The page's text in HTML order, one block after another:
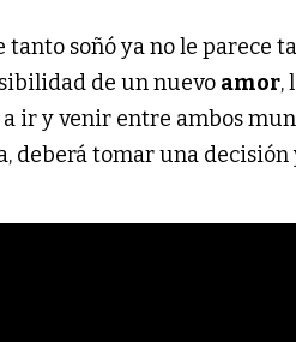
tanto soñó ya no le parece
de un nuevo amor,
ir y venir entre ambos
deberá tomar una decisión